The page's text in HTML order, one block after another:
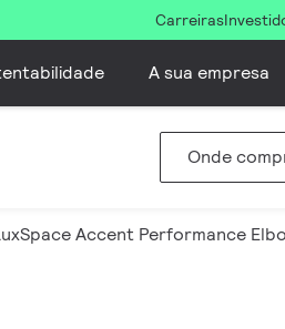
Carreiras
A sua empresa
Onde
Accent Performance